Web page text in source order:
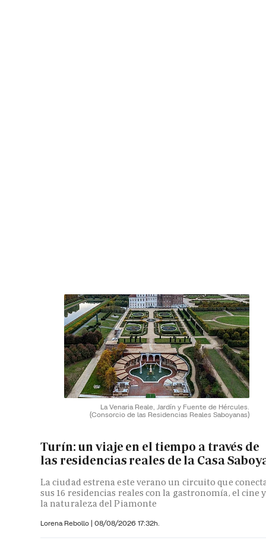
La Venaria Reale, Jardín y Fuente de Hércules.
(Consorcio de las Residencias Reales Saboyanas)
Turín: un viaje en el tiempo a través de
las residencias reales de la Casa
La ciudad estrena este verano un circuito que
sus 16 residencias reales con la gastronomía, el cine y
la naturaleza del Piamonte
Lorena Rebollo | 08/08/2026 17:32h.